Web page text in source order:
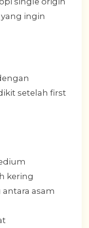
ingin
setelah first
kering
asam